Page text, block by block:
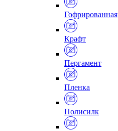
Гофрированная
Крафт
Пергамент
Пленка
Полисилк